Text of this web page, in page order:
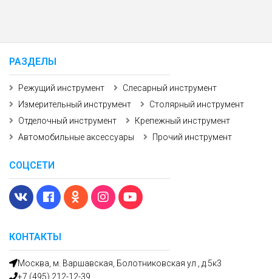
КОНТАКТЫ
Москва, м. Варшавская, Болотниковская ул., д.5к3
+7 (495) 212-12-39
РАЗДЕЛЫ
Режущий инструмент
Слесарный инструмент
Измерительный инструмент
Столярный инструмент
Отделочный инструмент
Крепежный инструмент
Автомобильные аксессуары
Прочий инструмент
СОЦСЕТИ